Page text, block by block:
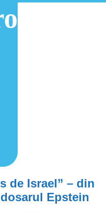
de Israel” – din
Epstein